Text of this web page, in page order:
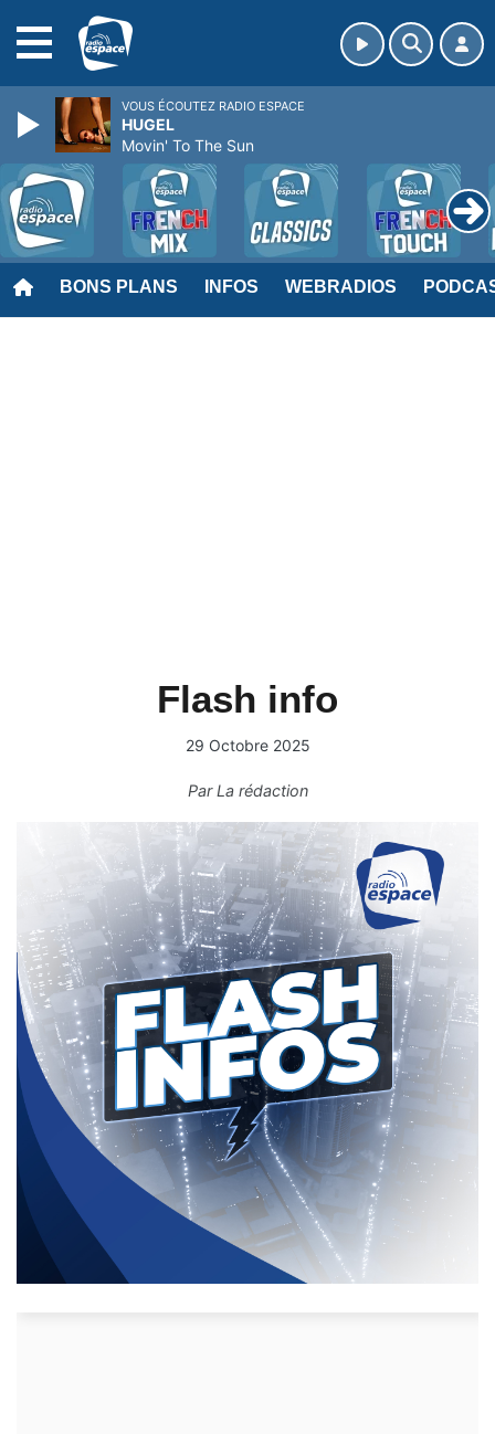
BONS PLANS INFOS WEBRADIOS
Flash info
29 Octobre 2025
ParLa rédaction
VOUS ÉCOUTEZ RADIO ESPACE
HUGEL
Movin' To The Sun